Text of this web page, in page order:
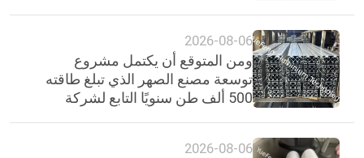
2026-08-06
ومن المتوقع أن يكتمل مشروع
توسعة مصنع الصهر الذي تبلغ طاقته
500 ألف طن سنويًا التابع لشركة
2026-08-06